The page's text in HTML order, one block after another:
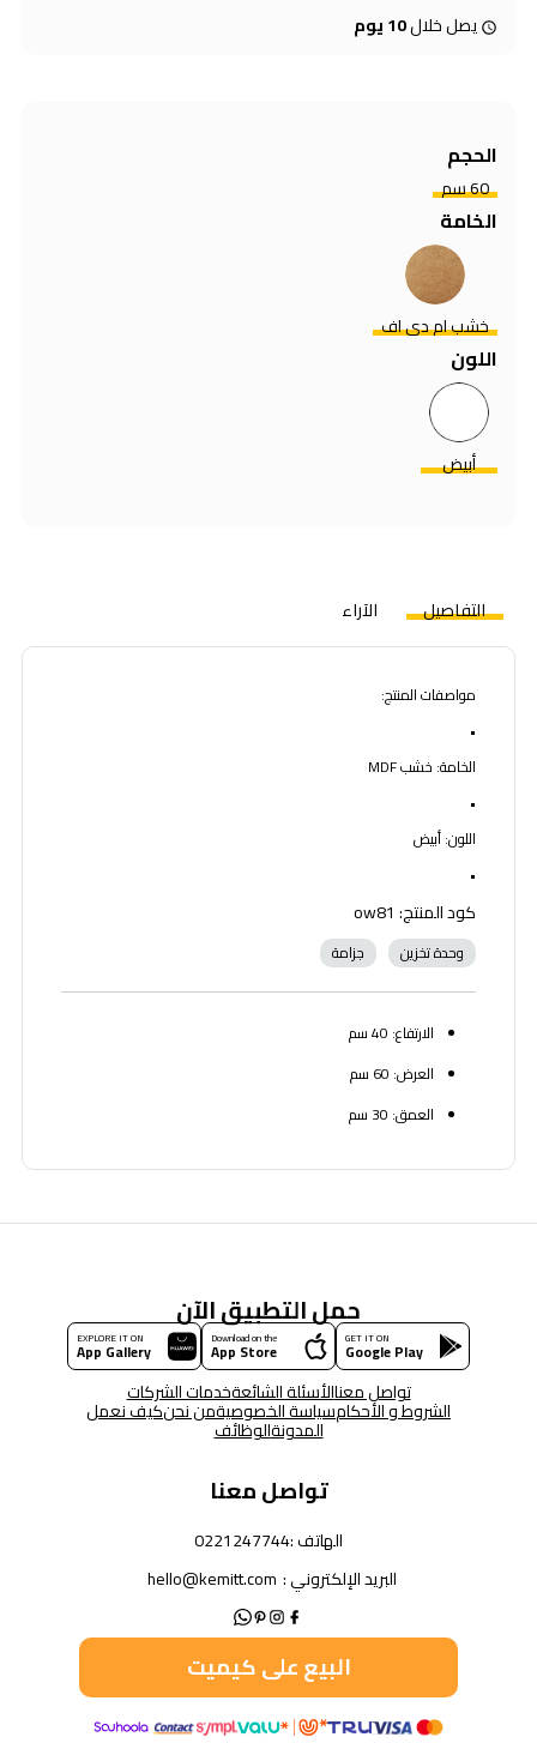
يصل خلال10 يوم
الحجم
60 سم
الخامة
خشب ام دي اف
اللون
أبيض
التفاصيل الآراء
مواصفات المنتج:
•
الخامة: خشب MDF
•
اللون: أبيض
•
كود المنتج: ow81
وحدة تخزين جزامة
الارتفاع: 40 سم
العرض: 60 سم
العمق: 30 سم
حمل التطبيق الآن
GET IT ON
Google Play
Download on the
App Store
EXPLORE IT ON
App Gallery
تواصل معناالأسئلة الشائعةخدمات الشركات
الشروط و الأحكامسياسة الخصوصيةمن نحنكيف نعمل
المدونةالوظائف
تواصل معنا
الهاتف :0221247744
البريد الإلكتروني : hello@kemitt.com
البيع على كيميت